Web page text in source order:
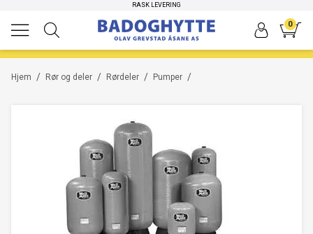
RASK LEVERING
0
/
Hjem /
Rør og deler /
Rørdeler /
Pumper